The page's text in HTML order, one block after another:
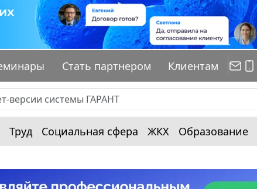
Стать партнером Клиентам
Труд Социальная сфера ЖКХ Образование